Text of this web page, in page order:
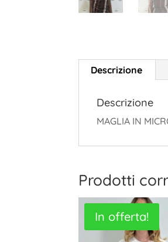
Descrizione
Descrizione
MAGLIA IN
Prodotti
In offerta!